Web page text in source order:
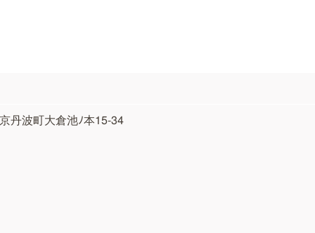
丹波町大倉池ﾉ本15-34